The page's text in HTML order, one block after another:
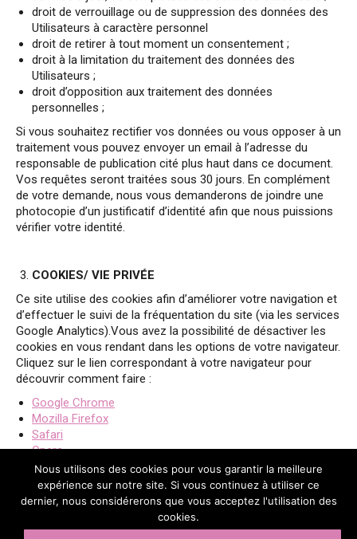
droit de verrouillage ou de suppression des données des
Utilisateurs à caractère personnel
droit de retirer à tout moment un consentement ;
droit à la limitation du traitement des données des
Utilisateurs ;
droit d’opposition aux traitement des données
personnelles ;
Si vous souhaitez rectifier vos données ou vous opposer à un
traitement vous pouvez envoyer un email à l’adresse du
responsable de publication cité plus haut dans ce document.
Vos requêtes seront traitées sous 30 jours. En complément
de votre demande, nous vous demanderons de joindre une
photocopie d’un justificatif d’identité afin que nous puissions
vérifier votre identité.
COOKIES/ VIE PRIVÉE
Ce site utilise des cookies afin d’améliorer votre navigation et
d’effectuer le suivi de la fréquentation du site (via les services
Google Analytics).Vous avez la possibilité de désactiver les
cookies en vous rendant dans les options de votre navigateur.
Cliquez sur le lien correspondant à votre navigateur pour
découvrir comment faire :
Google Chrome
Mozilla Firefox
Safari
Opera
Internet Explorer
Nous utilisons des cookies pour vous garantir la meilleure
expérience sur notre site. Si vous continuez à utiliser ce
dernier, nous considérerons que vous acceptez l'utilisation des
cookies.